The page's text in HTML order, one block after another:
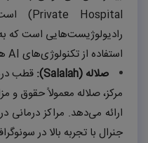
Private Hospital
)
رادیولوژیست‌هایی است که
استفاده از تکنولوژی‌های AI
صلاله (Salalah
): قطب
مرکز، صلاله معمولاً حقوق
ارائه می‌دهد. مراکز درمانی
جنرال با تجربه بالا در